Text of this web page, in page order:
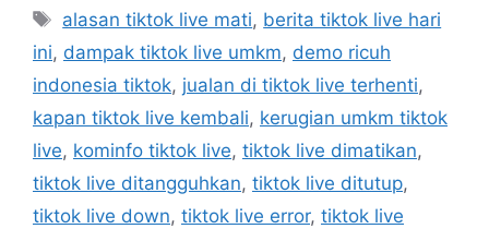
e
g
o
r
s
T
a
s
alasan tiktok live mati, berita tiktok live hari
ini, dampak tiktok live umkm, demo ricuh
indonesia tiktok, jualan di tiktok live terhenti,
kapan tiktok live kembali, kerugian umkm tiktok
live, kominfo tiktok live, tiktok live dimatikan,
tiktok live ditangguhkan, tiktok live ditutup,
tiktok live down, tiktok live error, tiktok live